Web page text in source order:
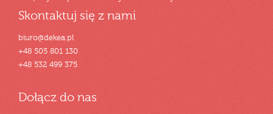
Skontaktuj się z nami
biuro@dekea.pl
+48 505 801 130
+48 532 499 375
Dołącz do nas